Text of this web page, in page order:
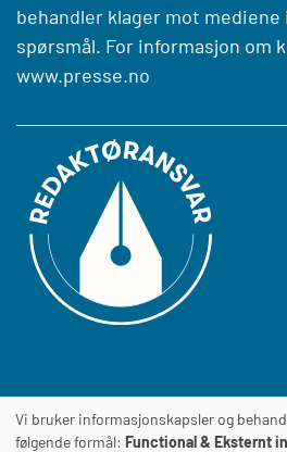
behandler klager mot
spørsmål. For informasjon om
www.presse.no
Journalens
Vi bruker informasjonskapsler og
følgende formål: Functional & Eksternt